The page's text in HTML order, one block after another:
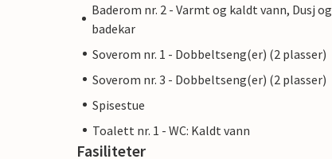
Baderom nr. 2 - Varmt og kaldt vann, Dusj og
badekar
Soverom nr. 1 - Dobbeltseng(er) (2 plasser)
Soverom nr. 3 - Dobbeltseng(er) (2 plasser)
Spisestue
Toalett nr. 1 - WC: Kaldt vann
Fasiliteter